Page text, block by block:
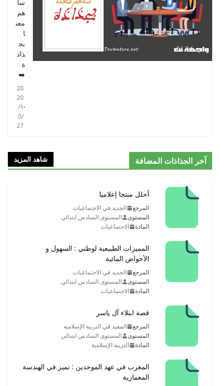
سا
هم
معن
ا
بج
ذاذ
ة
➡️
20
20
/1
0/
27
آخر الجذاذات المضافة شاهد المزيد
أحلل منتجا إعلاميا
المرجع
الجديد في الاجتماعيات
المستوى
المستوى السادس ابتدائي
المادة
الاجتماعيات
المميزات الطبيعية لوطني : السهول و
الأحواض المائية
المرجع
الجديد في الاجتماعيات
المستوى
المستوى السادس ابتدائي
المادة
الاجتماعيات
قصة ابتلاء آل ياسر
المرجع
المفيد في التربية الإسلامية
المستوى
المستوى السادس ابتدائي
المادة
التربية الإسلامية
المغرب في عهد الموحدين : تميز في الهندسة
المعمارية